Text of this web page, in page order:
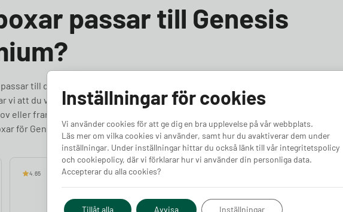
passar till Genesis
till din Genesis GV60 Premium? Vi hjälper dig välja rätt! Till Genesis
vi att du väljer en laddbox med minst 11 kW effekt. Oavsett om du vill ha
eller framtidssäkra för en kraftfullare bil, har vi rätt alternativ för dig. Vi
för Genesis GV60 Premium.
4.65
Inställningar för cookies
Vi använder cookies för att ge dig en bra upplevelse på vår webbplats.
Läs mer om vilka cookies vi använder, samt hur du avaktiverar dem under
inställningar. Under inställningar hittar du också länk till vår integritetspolicy
och cookiepolicy, där vi förklarar hur vi använder din personliga data.
Accepterar du alla cookies?
Tillåt alla Avvisa Inställningar